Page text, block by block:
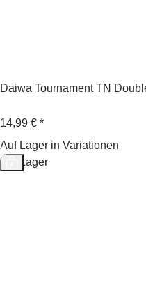
Daiwa Tournament TN
14,99 € *
Auf Lager in Variationen
Auf Lager